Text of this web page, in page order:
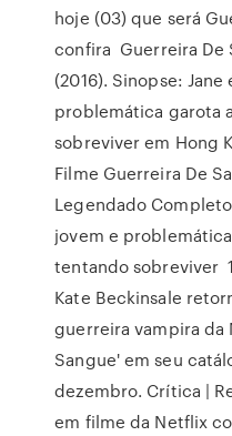
hoje (03) que será
confira Guerreira De
(2016). Sinopse:
problemática garota
sobreviver em Hong
Filme Guerreira De
Legendado
jovem e
tentando sobreviver
Kate Beckinsale
guerreira vampira da
Sangue' em seu
dezembro. Crítica |
em filme da Netflix